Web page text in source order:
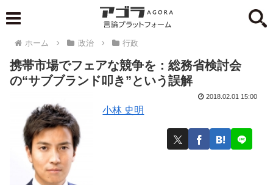
ホーム 政治 行政
携帯市場でフェアな競争を：総務省検討会
の“サブブランド叩き”という誤解
小林 史明
2018.02.01 15:00